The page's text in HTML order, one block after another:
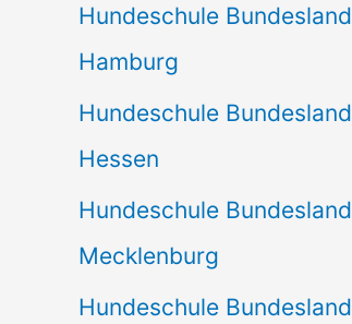
Hundeschule Bundesland
Hamburg
Hundeschule Bundesland
Hessen
Hundeschule Bundesland
Mecklenburg
Hundeschule Bundesland